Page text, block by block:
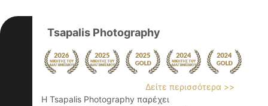
Tsapalis Photography
Δείτε περισσότερα >>
Η Tsapalis Photography παρέχει